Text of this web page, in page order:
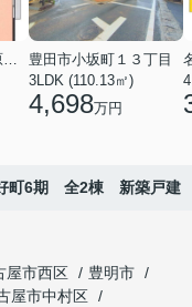
名古屋市天白区土原３丁目
豊田市小坂町１３丁目
3LDK (110.13㎡)
4,698万円
町6期 全2棟 新築戸建
屋市西区
豊明市
屋市中村区